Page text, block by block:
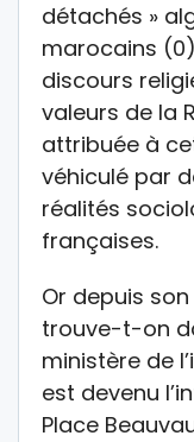
détachés »
marocains
discours
valeurs de la
attribuée à
véhiculé par
réalités
françaises.
Or depuis
trouve-t-on
ministère de
est devenu
Place